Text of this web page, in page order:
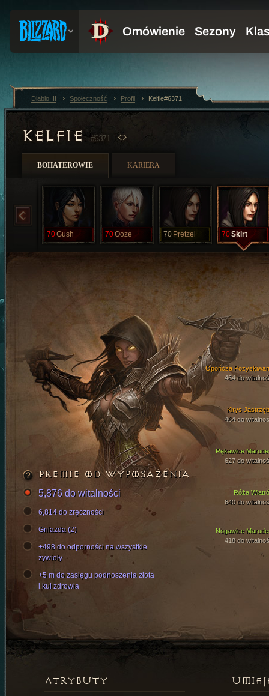
KELFIE#6371
BOHATEROWIE KARIERA
70Gush 70Ooze 70 Pretzel 70Skirt
Kirys
464 do
Rękawice
627 do
Opończa
464 do
Nogawice
418 do
Róża
640 do
PREMIE OD WYPOSAŻENIA
5,876 do witalności
6,814 do zręczności
Gniazda (2)
+498 do odporności na wszystkie
żywioły
+5 m do zasięgu podnoszenia złota
i kul zdrowia
ATRYBUTY
Diablo III Społeczność Profil Kelfie#6371